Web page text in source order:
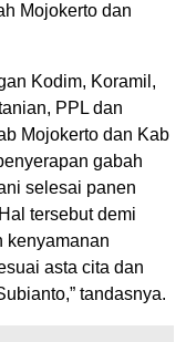
Mojokerto dan
Kodim, Koramil,
PPL dan
Mojokerto dan Kab
gabah
selesai panen
tersebut demi
kenyamanan
asta cita dan
tandasnya.